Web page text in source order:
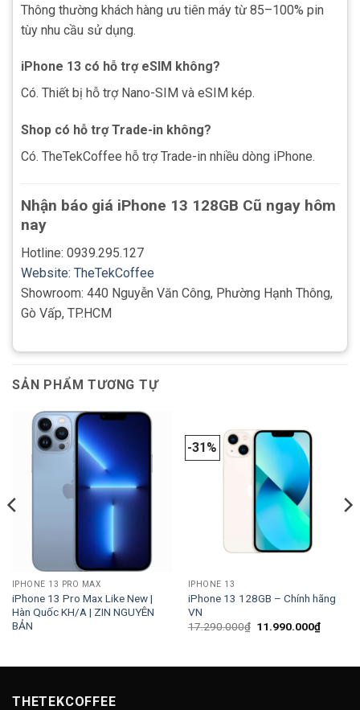
Thông thường khách hàng ưu tiên máy từ 85–100% pin
tùy nhu cầu sử dụng.
iPhone 13 có hỗ trợ eSIM không?
Có. Thiết bị hỗ trợ Nano-SIM và eSIM kép.
Shop có hỗ trợ Trade-in không?
Có. TheTekCoffee hỗ trợ Trade-in nhiều dòng iPhone.
Nhận báo giá iPhone 13 128GB Cũ ngay hôm
nay
Hotline: 0939.295.127
Website: TheTekCoffee
Showroom: 440 Nguyễn Văn Công, Phường Hạnh Thông,
Gò Vấp, TP.HCM
SẢN PHẨM TƯƠNG TỰ
IPHONE 13 PRO MAX
iPhone 13 Pro Max Like New |
Hàn Quốc KH/A | ZIN NGUYÊN
BẢN
-31%
IPHONE 13
iPhone 13 128GB – Chính hãng
VN
17.290.000₫ Giá
11.990.000₫Giá
hiện
THETEKCOFFEE